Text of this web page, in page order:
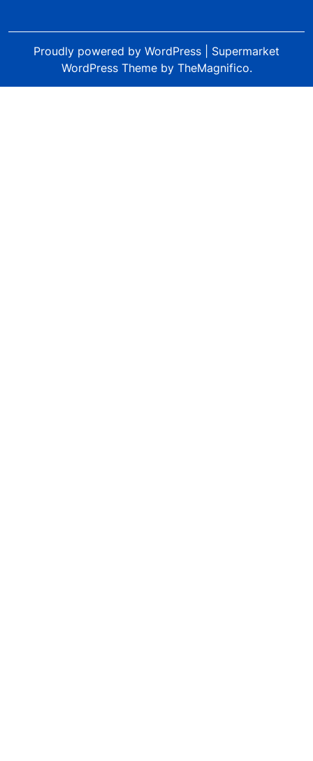
Proudly powered by WordPress
Supermarket
WordPress Theme by TheMagnifico.